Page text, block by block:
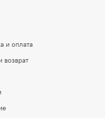
и оплата
возврат